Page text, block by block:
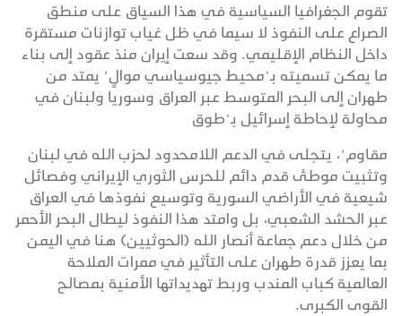
تقوم الجغرافيا السياسية في هذا السياق على منطق
الصراع على النفوذ لا سيما في ظل غياب توازنات مستقرة
داخل النظام الإقليمي. وقد سعت إيران منذ عقود إلى بناء
ما يمكن تسميته بـ"محيط جيوسياسي موالٍ" يمتد من
طهران إلى البحر المتوسط عبر العراق وسوريا ولبنان في
محاولة لإحاطة إسرائيل بـ"طوق
مقاوم"، يتجلى في الدعم اللامحدود لحزب الله في لبنان
وتثبيت موطئ قدم دائم للحرس الثوري الإيراني وفصائل
شيعية في الأراضي السورية وتوسيع نفوذها في العراق
عبر الحشد الشعبي، بل وامتد هذا النفوذ ليطال البحر الأحمر
من خلال دعم جماعة أنصار الله (الحوثيين) هنا في اليمن
بما يعزز قدرة طهران على التأثير في ممرات الملاحة
العالمية كباب المندب وربط تهديداتها الأمنية بمصالح
القوى الكبرى.